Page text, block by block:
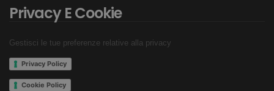
Privacy E Cookie
Gestisci le tue preferenze relative alla privacy
Privacy Policy
Cookie Policy